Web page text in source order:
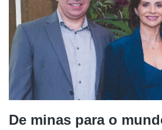
De minas para o